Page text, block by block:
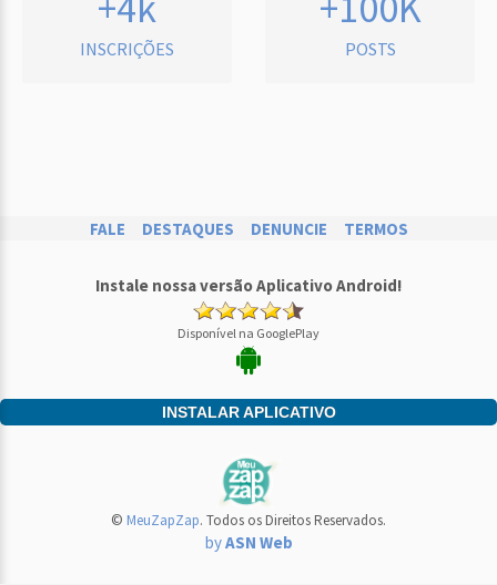
INSCRIÇÕES POSTS
FALE DESTAQUES DENUNCIE TERMOS
Instale nossa versão Aplicativo Android!
Disponível na GooglePlay
INSTALAR APLICATIVO
© MeuZapZap. Todos os Direitos Reservados.
byASN Web